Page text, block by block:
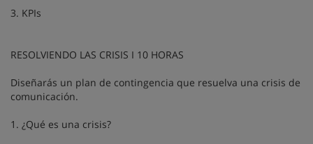
3. KPIs
RESOLVIENDO LAS CRISIS I 10 HORAS
Diseñarás un plan de contingencia que resuelva una crisis de
comunicación.
1. ¿Qué es una crisis?